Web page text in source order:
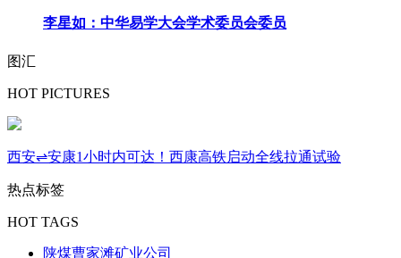
李星如：中华易学大会学术委员会委员
图汇
HOT PICTURES
西安⇌安康1小时内可达！西康高铁启动全线拉通试验
热点标签
HOT TAGS
陕煤曹家滩矿业公司